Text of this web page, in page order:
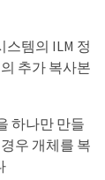
스템의 ILM 정
추가 복사본
하나만 만들
우 개체를 복